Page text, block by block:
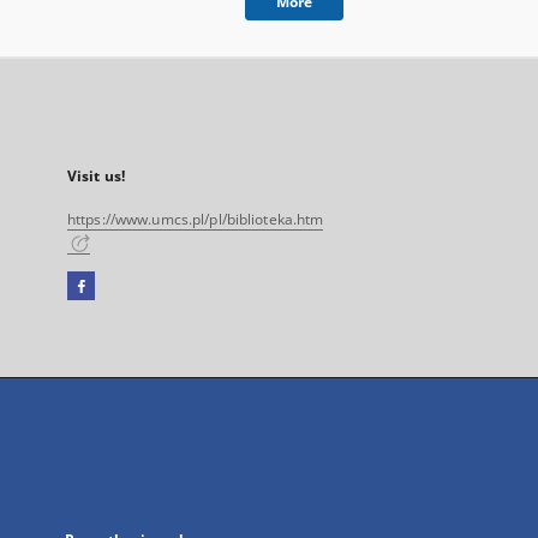
Visit us!
https://www.umcs.pl/pl/biblioteka.htm
Facebook
open